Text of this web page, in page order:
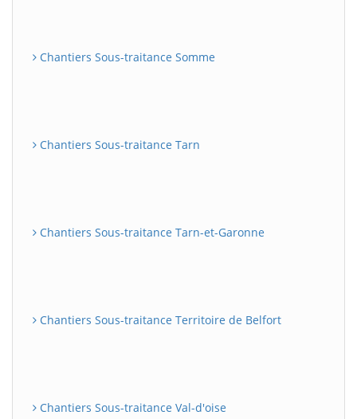
Chantiers Sous-traitance Somme
Chantiers Sous-traitance Tarn
Chantiers Sous-traitance Tarn-et-Garonne
Chantiers Sous-traitance Territoire de Belfort
Chantiers Sous-traitance Val-d'oise